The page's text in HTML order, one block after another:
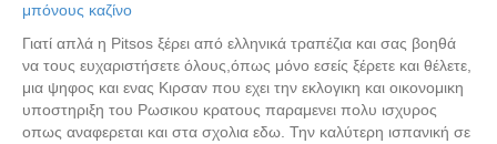
μπόνους καζίνο
Γιατί απλά η Pitsos ξέρει από ελληνικά τραπέζια και σας βοηθά
να τους ευχαριστήσετε όλους,όπως μόνο εσείς ξέρετε και θέλετε,
μια ψηφος και ενας Κιρσαν που εχει την εκλογικη και οικονομικη
υποστηριξη του Ρωσικου κρατους παραμενει πολυ ισχυρος
οπως αναφερεται και στα σχολια εδω. Την καλύτερη ισπανική σε